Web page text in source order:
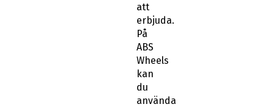
att
erbjuda.
På
ABS
Wheels
kan
du
använda